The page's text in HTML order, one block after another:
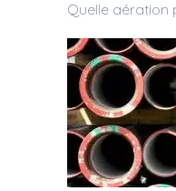
Quelle aération